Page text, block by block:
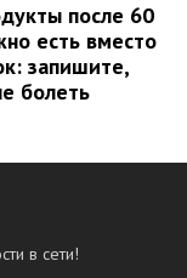
после 60
есть вместо
запишите,
болеть
в сети!